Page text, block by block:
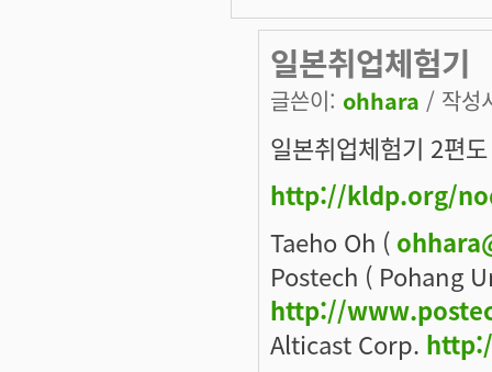
일본취업체험기
글쓴이: ohhara / 작성
일본취업체험기 2편
http://kldp.org/
Taeho Oh (
Postech ( Pohang
http://
Alticast Corp.